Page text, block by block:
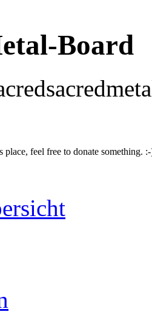
Board
place, feel free to donate something.